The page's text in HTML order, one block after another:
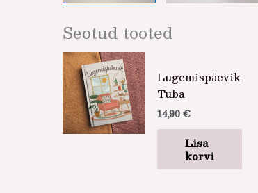
Seotud tooted
Lugemispäevik
Tuba
14,90€
Lisa
korvi